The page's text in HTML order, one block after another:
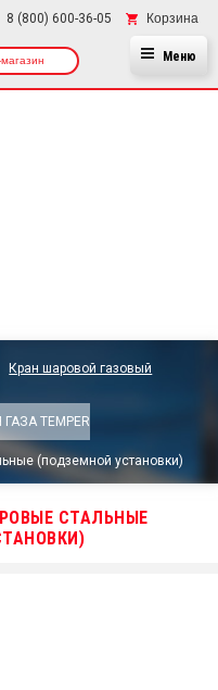
8 (800) 600-36-05 Корзина
Меню
Кран шаровой газовый
TEMPER
(подземной установки)
СТАЛЬНЫЕ
×